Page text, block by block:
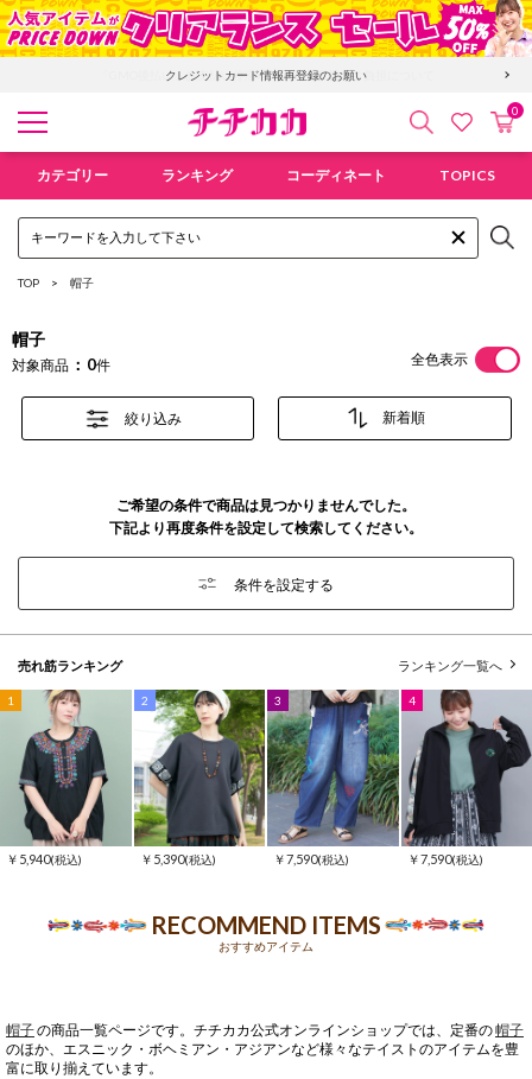
「GMO後払い」お支払い停滞時の回収手数料のご負担について
クレジットカード情報再登録のお願い
検索 お気にカ
0
カテゴリー ランキング コーディネート TOPICS
TOP 帽子
帽子
対象商品 0件 全色表示
絞り込み
ご希望の条件で商品は見つかりませんでした。
下記より再度条件を設定して検索してください。
条件を設定する
売れ筋ランキング ランキング一覧へ
1
￥5,940(税込)
2
￥5,390(税込)
3
￥7,590(税込)
4
￥7,590(税込)
RECOMMEND ITEMS
おすすめアイテム
帽子の商品一覧ページです。チチカカ公式オンラインショップでは、定番の帽子
のほか、エスニック・ボヘミアン・アジアンなど様々なテイストのアイテムを豊
富に取り揃えています。